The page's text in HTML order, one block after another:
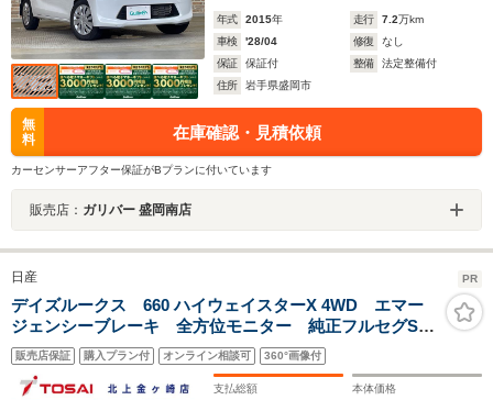
年式 2015年 走行 7.2万km
車検
'28/04 修復
なし
保証
保証付 整備
法定整備付
住所
岩手県盛岡市
無
料
在庫確認・見積依頼
カーセンサーアフター保証がBプランに付いています
販売店： ガリバー 盛岡南店
日産 PR
デイズルークス 660 ハイウェイスターX 4WD エマー
ジェンシーブレーキ 全方位モニター 純正フルセグSD
ナビ LEDオートライト ナビ連動ドライブレコーダ
ー 片側パワースライドドア 運転席シートヒーター
オートハイビーム 純正14インチアルミホイール
販売店保証 購入プラン付 オンライン相談可 360°画像付
支払総額 本体価格